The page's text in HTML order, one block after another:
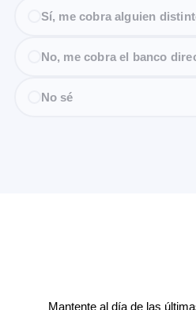
Sí, me cobra alguien
No, me cobra el banco
No sé
Mantente al día de las